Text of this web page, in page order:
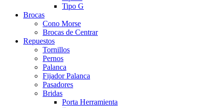
Tipo G
Brocas
Cono Morse
Brocas de Centrar
Repuestos
Tornillos
Pernos
Palanca
Fijador Palanca
Pasadores
Bridas
Porta Herramienta